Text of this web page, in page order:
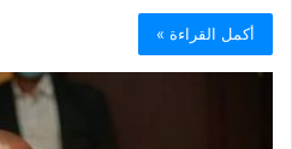
أكمل القراءة »